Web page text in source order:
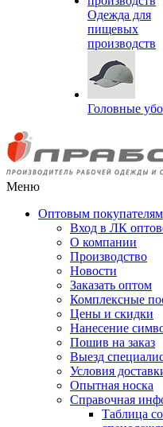
Одежда для
пищевых
производств
Головные
Меню
Оптовым покупателям
Вход в ЛК
О компании
Производство
Новости
Заказать оптом
Комплексные
Цены и скидки
Нанесение
Пошив на заказ
Выезд
Условия
Опытная носка
Справочная
Таблица